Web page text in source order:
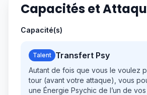
Capacités et
Capacité(s)
Talent Transfert Psy
Autant de fois que vous le voulez
tour (avant votre attaque), vous
une Énergie Psychic de l’un de